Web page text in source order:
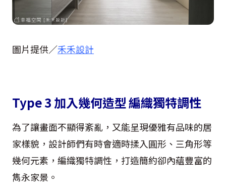
圖片提供／禾禾設計
Type 3 加入幾何造型 編織獨特調性
為了讓畫面不顯得紊亂，又能呈現優雅有品味的居
家樣貌，設計師們有時會適時揉入圓形、三角形等
幾何元素，編織獨特調性，打造簡約卻內蘊豐富的
雋永家景。